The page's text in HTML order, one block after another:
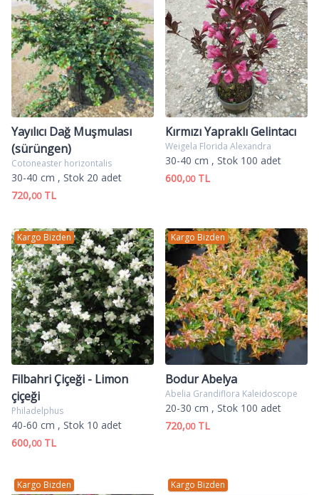
Yayılıcı Dağ Muşmulası
(sürüngen)
Cotoneaster horizontalis
30-40 cm , Stok 20 adet
720,00TL
Kırmızı Yapraklı Gelintacı
Weigela Florida Alexandra
30-40 cm , Stok 100 adet
600,00TL
Kargo Bizden
Filbahri Çiçeği - Limon
çiçeği
Philadelphus
40-60 cm , Stok 10 adet
600,00TL
Kargo Bizden
Bodur Abelya
Abelia Grandiflora Kaleidoscope
20-30 cm , Stok 100 adet
720,00TL
Kargo Bizden Kargo Bizden